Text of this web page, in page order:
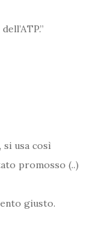
si usa così
promosso (..)
giusto.